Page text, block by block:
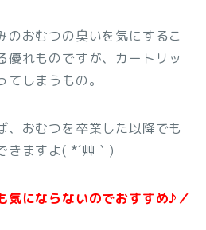
のおむつの臭いを気にするこ
優れものですが、カートリッ
しまうもの。
、おむつを卒業した以降でも
きますよ( *´艸｀)
気にならないのでおすすめ♪／